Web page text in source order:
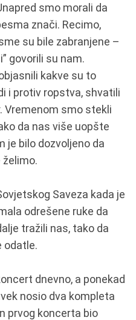
smo morali da
znači. Recimo,
su bile zabranjene –
govorili su nam.
kakve su to
i protiv ropstva, shvatili
Vremenom smo stekli
da nas više uopšte
je bilo dozvoljeno da
želimo.
Saveza kada je
odrešene ruke da
tražili nas, tako da
odatle.
dnevno, a ponekad
nosio dva kompleta
prvog koncerta bio